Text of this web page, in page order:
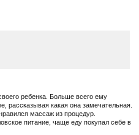
ребенка. Больше всего ему
рассказывая какая она замечательная.
массаж из процедур.
питание, чаще еду покупал себе в